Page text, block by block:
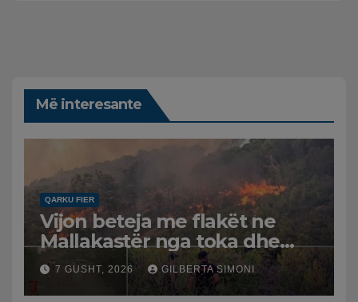
Më interesante
QARKU FIER
Vijon beteja me flakët ne
Mallakastër nga toka dhe
nga ajri me dy helikopterë.
7 GUSHT, 2026 GILBERTA SIMONI